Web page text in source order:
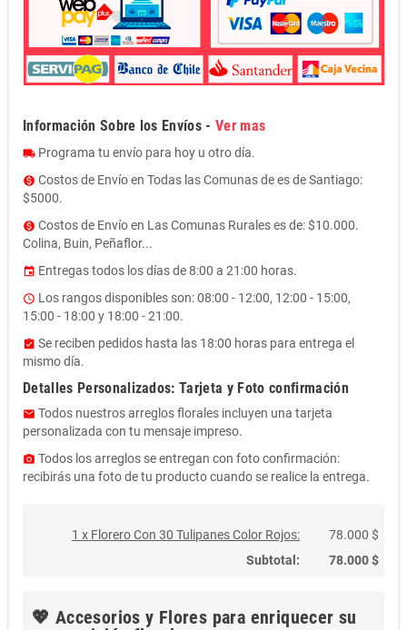
Información Sobre los Envíos -Ver mas
local_shipping Programa tu envío para hoy u otro día.
monetization_on Costos de Envío en Todas las Comunas de es de Santiago:
$5000.
monetization_on Costos de Envío en Las Comunas Rurales es de: $10.000.
Colina, Buin, Peñaflor...
event Entregas todos los días de 8:00 a 21:00 horas.
access_time Los rangos disponibles son: 08:00 - 12:00, 12:00 - 15:00,
15:00 - 18:00 y 18:00 - 21:00.
assignment_turned_in Se reciben pedidos hasta las 18:00 horas para entrega el
mismo día.
Detalles Personalizados: Tarjeta y Foto confirmación
email Todos nuestros arreglos florales incluyen una tarjeta
personalizada con tu mensaje impreso.
photo_camera Todos los arreglos se entregan con foto confirmación:
recibirás una foto de tu producto cuando se realice la entrega.
1 x Florero Con 30 Tulipanes Color Rojos:
78.000 $
Subtotal:
78.000 $
💖 Accesorios y Flores para enriquecer su